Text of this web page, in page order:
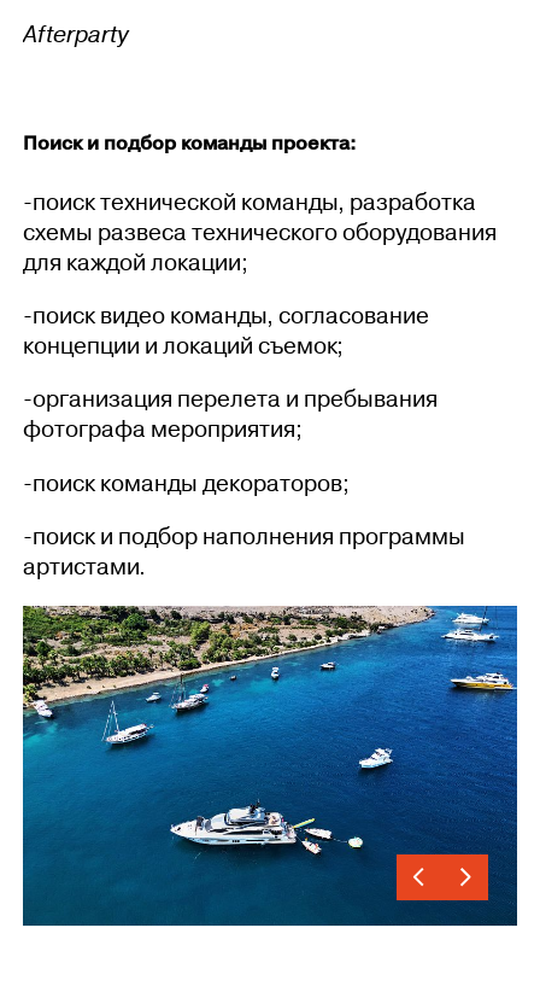
Afterparty
Поиск и подбор команды проекта:
-поиск технической команды, разработка
схемы развеса технического оборудования
для каждой локации;
-поиск видео команды, согласование
концепции и локаций съемок;
-организация перелета и пребывания
фотографа мероприятия;
-поиск команды декораторов;
-поиск и подбор наполнения программы
артистами.